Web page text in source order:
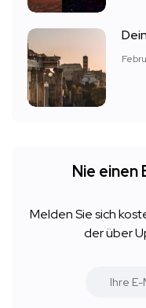
Nie einen
Melden Sie sich
der über